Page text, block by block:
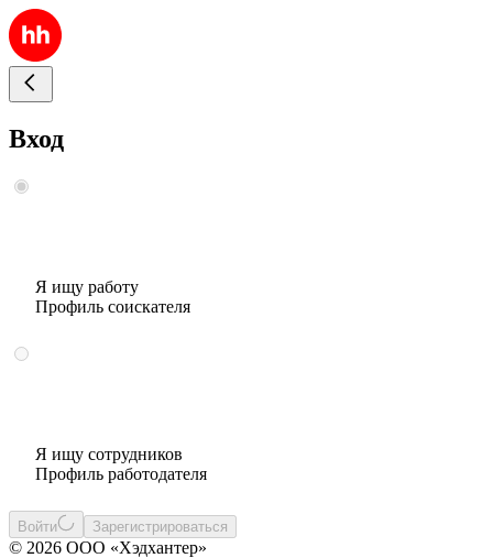
Вход
Я ищу работу
Профиль соискателя
Я ищу сотрудников
Профиль работодателя
Войти Зарегистрироваться
© 2026 ООО «Хэдхантер»